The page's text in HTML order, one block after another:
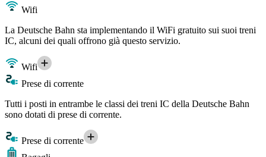
Wifi
La Deutsche Bahn sta implementando il WiFi gratuito sui suoi treni
IC, alcuni dei quali offrono già questo servizio.
Wifi
Prese di corrente
Tutti i posti in entrambe le classi dei treni IC della Deutsche Bahn
sono dotati di prese di corrente.
Prese di corrente